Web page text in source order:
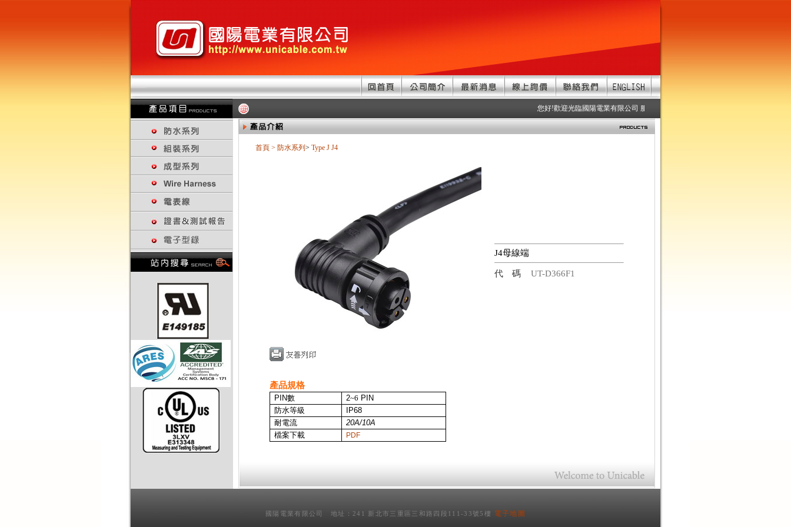
您好!歡迎光臨國陽電業有限公司 服務項目：防水連接器、防水接頭、防水連接
首頁 > 防水系列 > Type J J4
J4母線端
代碼 UT-D366F1
產品規格
PIN數 2~6 PIN
防水等級
IP68
耐電流
20A/10A
檔案下載
PDF
國陽電業有限公司 地址：241 新北市三重區三和路四段111-33號5樓 電子地圖